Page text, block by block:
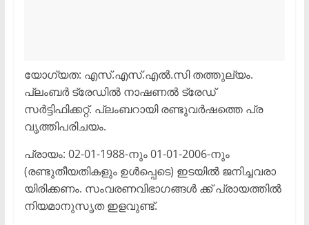
യോഗ്യത: എസ്.എസ്.എൽ.സി തത്തുല്യം.
പ്ലംബർ ട്രേഡിൽ നാഷണൽ ട്രേഡ്
സർട്ടിഫിക്കറ്റ്. പ്ലംബറായി രണ്ടുവർഷത്തെ പ്ര
വൃത്തിപരിചയം.
പ്രായം: 02-01-1988-നും 01-01-2006-നും
(രണ്ടുതീയതികളും ഉൾപ്പെടെ) ഇടയിൽ ജനിച്ചവരാ
യിരിക്കണം. സംവരണവിഭാഗങ്ങൾ ക്ക് പ്രായത്തിൽ
നിയമാനുസൃത ഇളവുണ്ട്.